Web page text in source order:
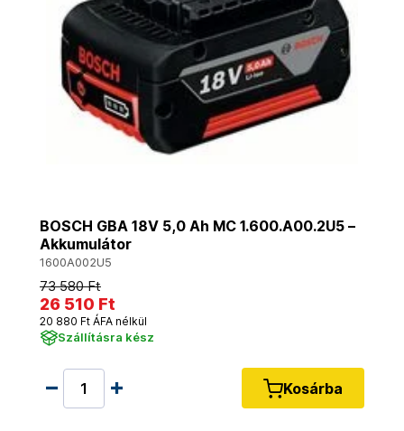
BOSCH GBA 18V 5,0 Ah MC 1.600.A00.2U5 –
Akkumulátor
1600A002U5
73 580 Ft
26 510 Ft
20 880 Ft ÁFA nélkül
Szállításra kész
Kosárba